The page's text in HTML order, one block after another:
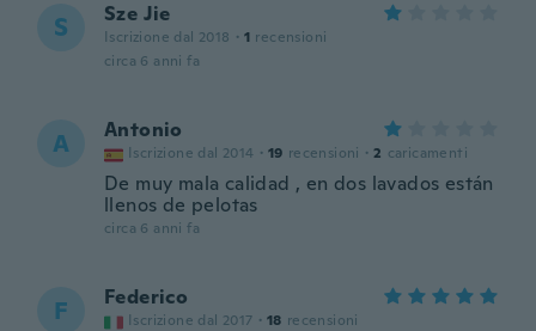
S Sze Jie
Iscrizione dal 2018 · 1 recensioni
circa 6 anni fa
A Antonio
Iscrizione dal 2014 · 19 recensioni · 2 caricamenti
De muy mala calidad , en dos lavados están
llenos de pelotas
circa 6 anni fa
F Federico
Iscrizione dal 2017 · 18 recensioni